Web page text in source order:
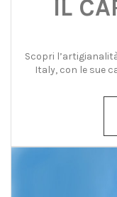
IL
Scopri
Italy, con le sue